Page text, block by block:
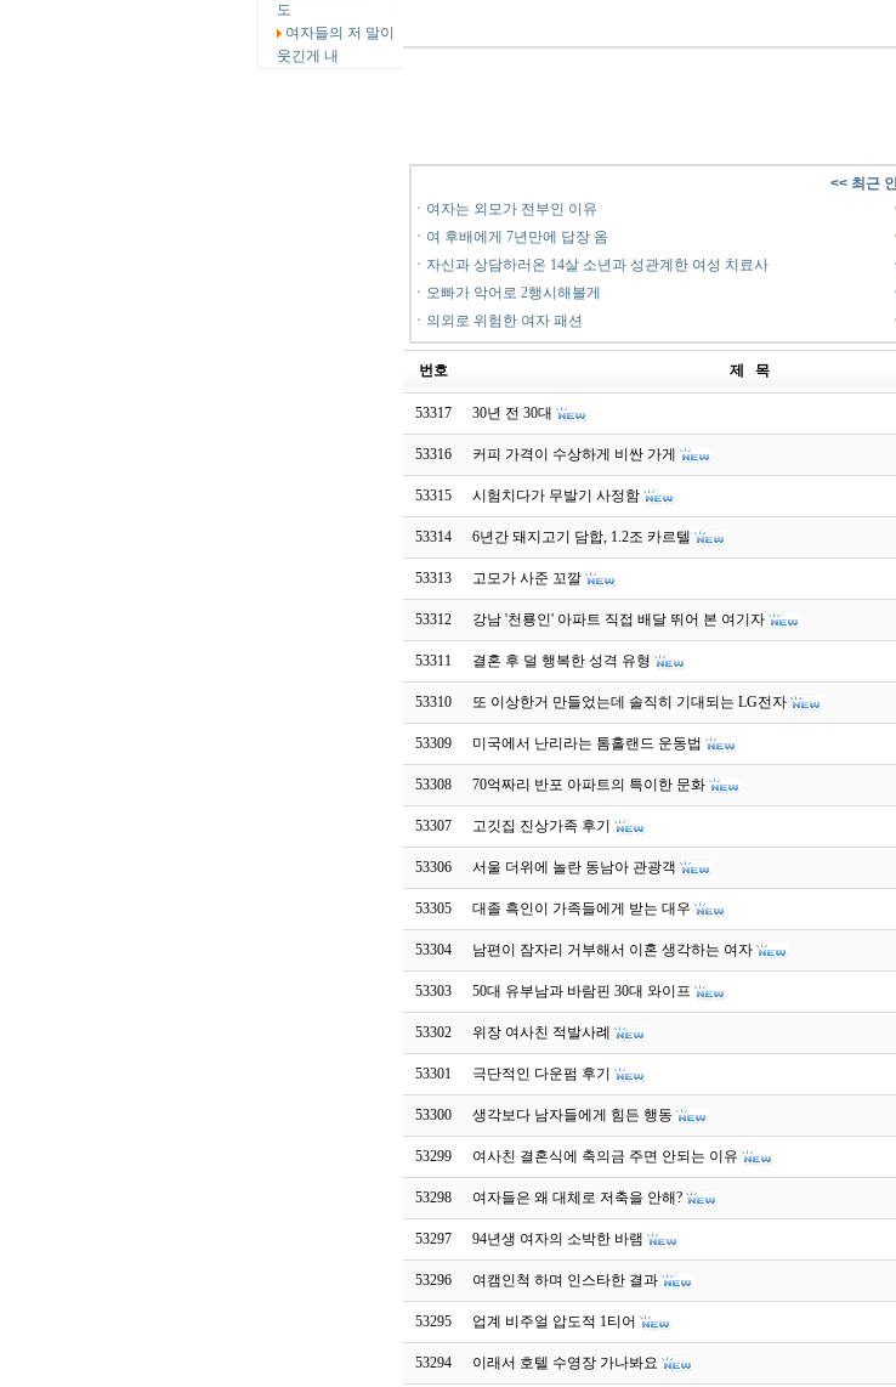
도
여자들의 저 말이
웃긴게 내
<< 최근
ㆍ 여자는 외모가 전부인 이유 ㆍ
ㆍ 여 후배에게 7년만에 답장 옴 ㆍ
ㆍ 자신과 상담하러온 14살 소년과 성관계한 여성 치료사 ㆍ
ㆍ 오빠가 악어로 2행시해볼게 ㆍ
ㆍ 의외로 위험한 여자 패션 ㆍ
번호 제 목
53317 30년 전 30대
53316 커피 가격이 수상하게 비싼 가게
53315 시험치다가 무발기 사정함
53314 6년간 돼지고기 담합, 1.2조 카르텔
53313 고모가 사준 꼬깔
53312 강남 '천룡인' 아파트 직접 배달 뛰어 본 여기자
53311 결혼 후 덜 행복한 성격 유형
53310 또 이상한거 만들었는데 솔직히 기대되는 LG전자
53309 미국에서 난리라는 톰홀랜드 운동법
53308 70억짜리 반포 아파트의 특이한 문화
53307 고깃집 진상가족 후기
53306 서울 더위에 놀란 동남아 관광객
53305 대졸 흑인이 가족들에게 받는 대우
53304 남편이 잠자리 거부해서 이혼 생각하는 여자
53303 50대 유부남과 바람핀 30대 와이프
53302 위장 여사친 적발사례
53301 극단적인 다운펌 후기
53300 생각보다 남자들에게 힘든 행동
53299 여사친 결혼식에 축의금 주면 안되는 이유
53298 여자들은 왜 대체로 저축을 안해?
53297 94년생 여자의 소박한 바램
53296 여캠인척 하며 인스타한 결과
53295 업계 비주얼 압도적 1티어
53294 이래서 호텔 수영장 가나봐요